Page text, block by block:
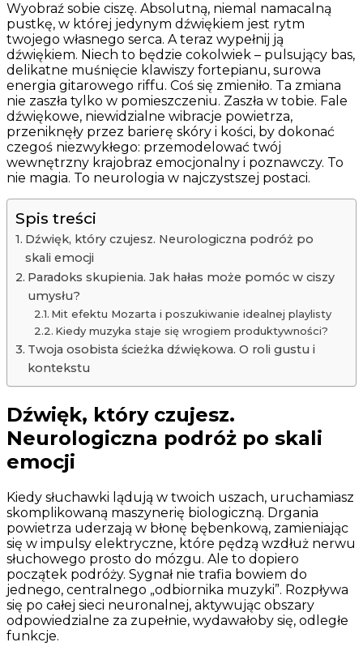
Wyobraź sobie ciszę. Absolutną, niemal namacalną
pustkę, w której jedynym dźwiękiem jest rytm
twojego własnego serca. A teraz wypełnij ją
dźwiękiem. Niech to będzie cokolwiek – pulsujący bas,
delikatne muśnięcie klawiszy fortepianu, surowa
energia gitarowego riffu. Coś się zmieniło. Ta zmiana
nie zaszła tylko w pomieszczeniu. Zaszła w tobie. Fale
dźwiękowe, niewidzialne wibracje powietrza,
przeniknęły przez barierę skóry i kości, by dokonać
czegoś niezwykłego: przemodelować twój
wewnętrzny krajobraz emocjonalny i poznawczy. To
nie magia. To neurologia w najczystszej postaci.
Spis treści
Dźwięk, który czujesz. Neurologiczna podróż po
skali emocji
Paradoks skupienia. Jak hałas może pomóc w ciszy
umysłu?
Mit efektu Mozarta i poszukiwanie idealnej playlisty
Kiedy muzyka staje się wrogiem produktywności?
Twoja osobista ścieżka dźwiękowa. O roli gustu i
kontekstu
Dźwięk, który czujesz.
Neurologiczna podróż po skali
emocji
Kiedy słuchawki lądują w twoich uszach, uruchamiasz
skomplikowaną maszynerię biologiczną. Drgania
powietrza uderzają w błonę bębenkową, zamieniając
się w impulsy elektryczne, które pędzą wzdłuż nerwu
słuchowego prosto do mózgu. Ale to dopiero
początek podróży. Sygnał nie trafia bowiem do
jednego, centralnego „odbiornika muzyki”. Rozpływa
się po całej sieci neuronalnej, aktywując obszary
odpowiedzialne za zupełnie, wydawałoby się, odległe
funkcje.